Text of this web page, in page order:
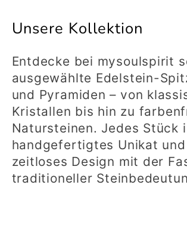
Unsere Kollektion
Entdecke bei mysoulspirit
ausgewählte Edelstein-
und Pyramiden – von
Kristallen bis hin zu
Natursteinen. Jedes Stück
handgefertigtes Unikat
zeitloses Design mit der
traditioneller